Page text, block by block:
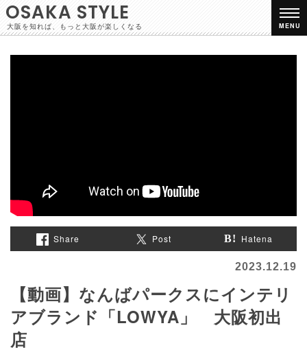
OSAKA STYLE
大阪を知れば、もっと大阪が楽しくなる MENU
Share Post Hatena
2023.12.19
【動画】なんばパークスにインテリ
アブランド「LOWYA」 大阪初出
店